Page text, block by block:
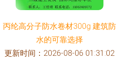
丙纶高分子防水卷材300g 建筑防
水的可靠选择
更新时间：2026-08-06 01:31:02